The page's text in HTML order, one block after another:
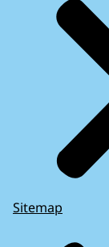
Sitemap